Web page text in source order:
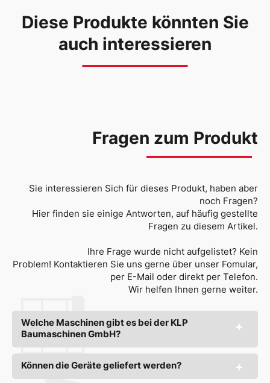
Diese Produkte könnten Sie
auch interessieren
Fragen zum Produkt
Sie interessieren Sich für dieses Produkt, haben aber
noch Fragen?
Hier finden sie einige Antworten, auf häufig gestellte
Fragen zu diesem Artikel.
Ihre Frage wurde nicht aufgelistet? Kein
Problem! Kontaktieren Sie uns gerne über unser Fomular,
per E-Mail oder direkt per Telefon.
Wir helfen Ihnen gerne weiter.
Welche Maschinen gibt es bei der KLP
Baumaschinen GmbH?
Können die Geräte geliefert werden?